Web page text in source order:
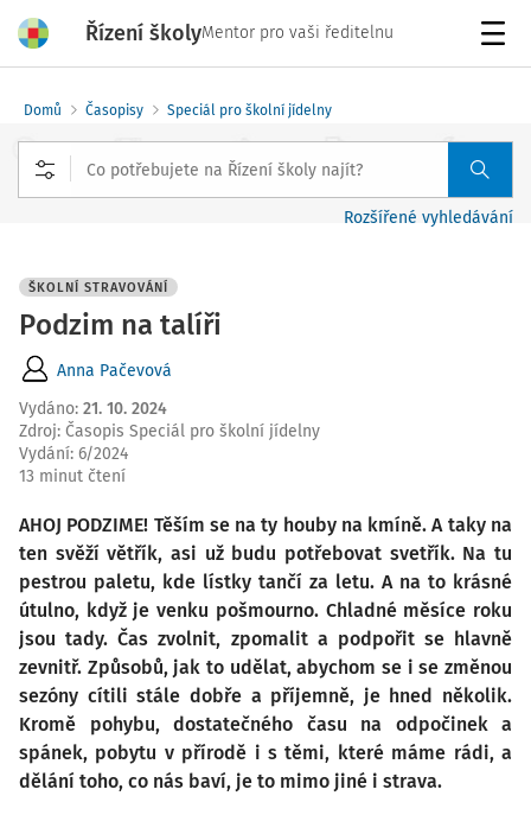
Řízení školyMentor pro vaši ředitelnu
Domů Časopisy Speciál pro školní jídelny
Rozšířené vyhledávání
ŠKOLNÍ STRAVOVÁNÍ
Podzim na talíři
Anna Pačevová
Vydáno: 21. 10. 2024
Zdroj: Časopis Speciál pro školní jídelny
Vydání: 6/2024
13 minut čtení
AHOJ PODZIME! Těším se na ty houby na kmíně. A taky na
ten svěží větřík, asi už budu potřebovat svetřík. Na tu
pestrou paletu, kde lístky tančí za letu. A na to krásné
útulno, když je venku pošmourno. Chladné měsíce roku
jsou tady. Čas zvolnit, zpomalit a podpořit se hlavně
zevnitř. Způsobů, jak to udělat, abychom se i se změnou
sezóny cítili stále dobře a příjemně, je hned několik.
Kromě pohybu, dostatečného času na odpočinek a
spánek, pobytu v přírodě i s těmi, které máme rádi, a
dělání toho, co nás baví, je to mimo jiné i strava.